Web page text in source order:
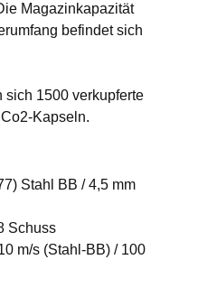
Magazinkapazität
befindet sich
sich 1500 verkupferte
Kapseln.
Stahl BB / 4,5 mm
Schuss
m/s (Stahl-BB) / 100